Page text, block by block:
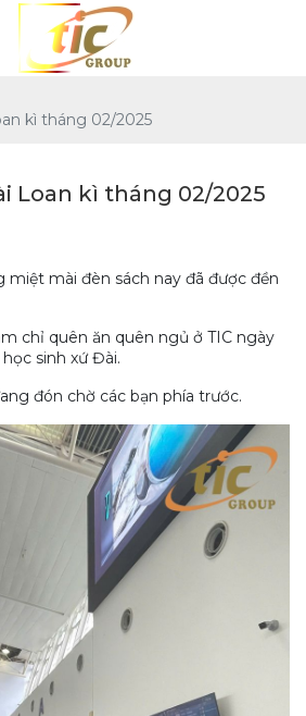
kì tháng 02/2025
Loan kì tháng 02/2025
miệt mài đèn sách nay đã được đền
chỉ quên ăn quên ngủ ở TIC ngày
sinh xứ Đài.
đón chờ các bạn phía trước.